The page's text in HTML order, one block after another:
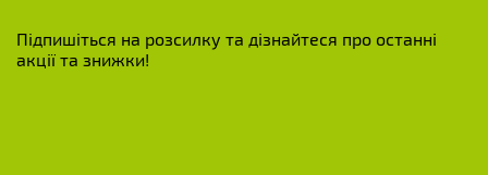
Підпишіться на розсилку та дізнайтеся про останні
акції та знижки!